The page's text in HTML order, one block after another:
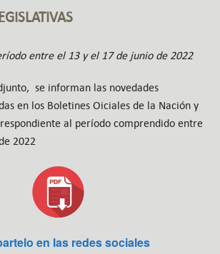
entre el 13 y el 17 de junio de 2022
se informan las novedades
en los Boletines Oiciales de la Nación y
al período comprendido entre
2022
en las redes sociales